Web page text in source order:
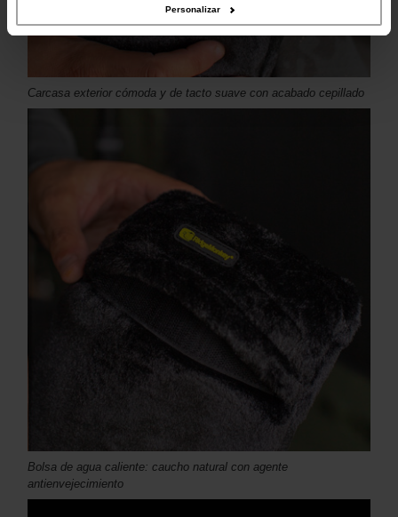
Personalizar
Carcasa exterior cómoda y de tacto suave con acabado cepillado
Bolsa de agua caliente: caucho natural con agente
antienvejecimiento